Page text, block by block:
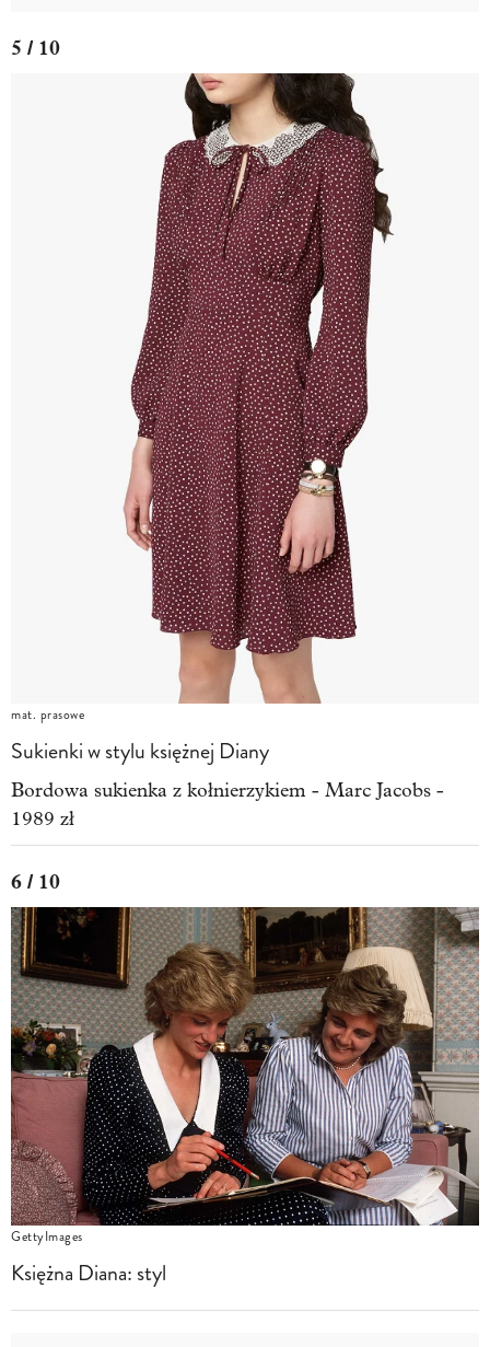
5 / 10
mat. prasowe
Sukienki w stylu księżnej Diany
Bordowa sukienka z kołnierzykiem - Marc Jacobs -
1989 zł
6 / 10
GettyImages
Księżna Diana: styl